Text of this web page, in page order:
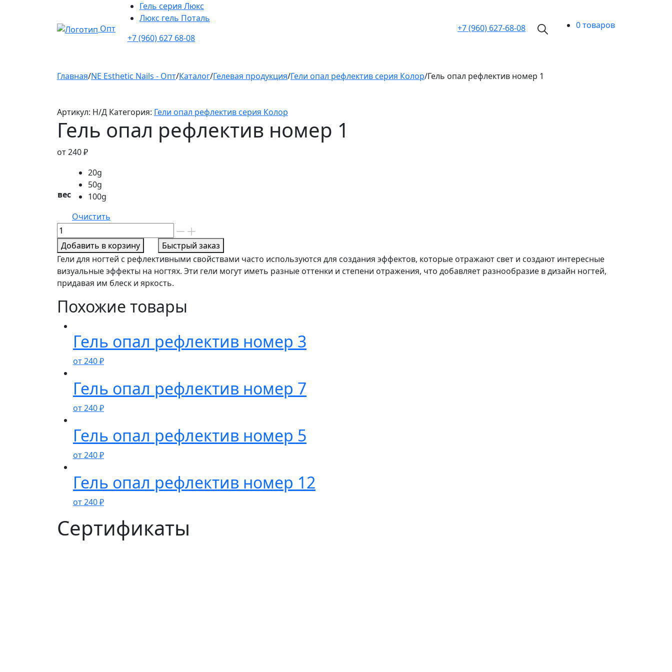
Опт
Гель серия Люкс
Люкс гель Поталь
+7 (960) 627 68-08
+7 (960) 627-68-08 0 товаров
Главная/NE Esthetic Nails - Опт/Каталог/Гелевая продукция/Гели опал рефлектив серия Колор/Гель опал рефлектив номер 1
Артикул: Н/Д Категория: Гели опал рефлектив серия Колор
Гель опал рефлектив номер 1
от240₽
вес
20g
50g
100g
Очистить
Количество
товара
Гель
опал
рефлектив
номер
1
Добавить в корзину
Быстрый заказ
Гели для ногтей с рефлективными свойствами часто используются для создания эффектов, которые отражают свет и создают интересные
визуальные эффекты на ногтях. Эти гели могут иметь разные оттенки и степени отражения, что добавляет разнообразие в дизайн ногтей,
придавая им блеск и яркость.
Похожие товары
Гель опал рефлектив номер 3
от240₽
Гель опал рефлектив номер 7
от240₽
Гель опал рефлектив номер 5
от240₽
Гель опал рефлектив номер 12
от240₽
Сертификаты